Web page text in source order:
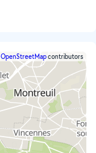
OpenStreetMapcontributors